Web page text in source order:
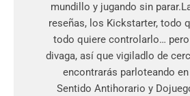
mundillo y jugando sin
reseñas, los Kickstarter, todo
todo quiere controlarlo…
divaga, así que vigiladlo de
encontrarás parloteando
Sentido Antihorario y